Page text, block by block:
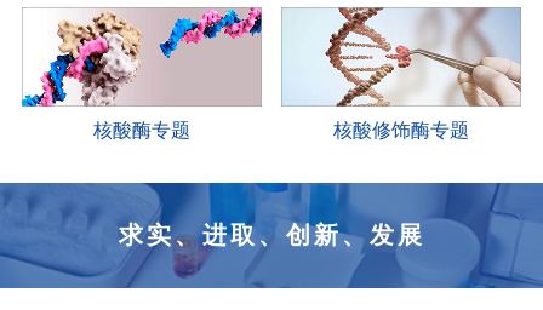
核酸酶专题 核酸修饰酶专题
求实、进取、创新、发展